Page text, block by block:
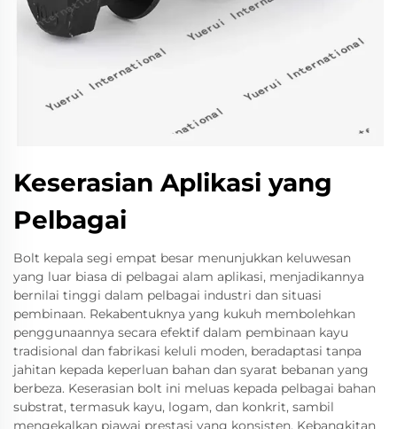
Keserasian Aplikasi yang
Pelbagai
Bolt kepala segi empat besar menunjukkan keluwesan
yang luar biasa di pelbagai alam aplikasi, menjadikannya
bernilai tinggi dalam pelbagai industri dan situasi
pembinaan. Rekabentuknya yang kukuh membolehkan
penggunaannya secara efektif dalam pembinaan kayu
tradisional dan fabrikasi keluli moden, beradaptasi tanpa
jahitan kepada keperluan bahan dan syarat bebanan yang
berbeza. Keserasian bolt ini meluas kepada pelbagai bahan
substrat, termasuk kayu, logam, dan konkrit, sambil
mengekalkan piawai prestasi yang konsisten. Kebangkitan